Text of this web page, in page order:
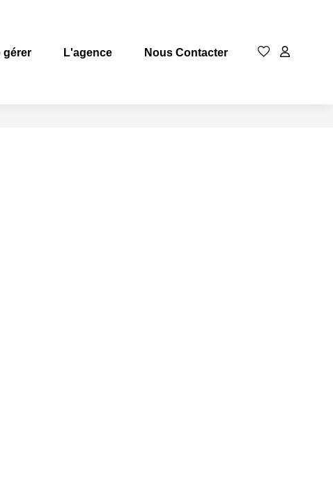
gérer L'agence Nous Contacter